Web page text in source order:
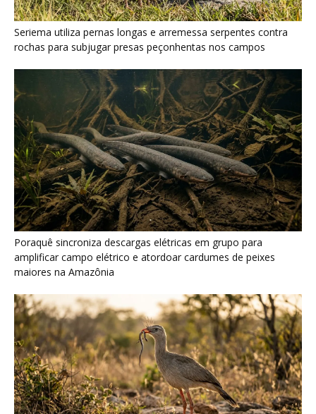
Poraquê sincroniza descargas elétricas em grupo para
amplificar campo elétrico e atordoar cardumes de peixes
maiores na Amazônia
Seriema combina corridas em alta velocidade e arremessos
contra rochas para imobilizar serpentes peçonhentas no
cerrado